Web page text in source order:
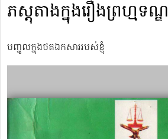
ភស្តុតាងក្នុងរឿងព្រហ្មទណ្ឌ
បញ្ចូលក្នុងថតឯកសាររបស់ខ្ញុំ